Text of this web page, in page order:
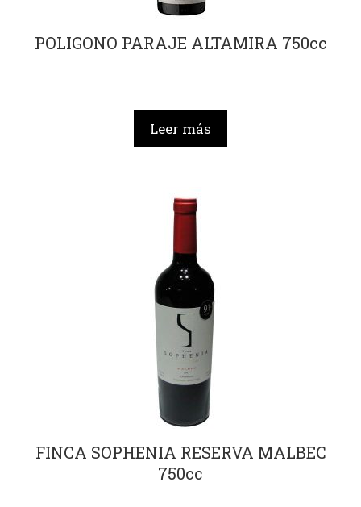
POLIGONO PARAJE ALTAMIRA 750cc
Leer más
FINCA SOPHENIA RESERVA MALBEC
750cc